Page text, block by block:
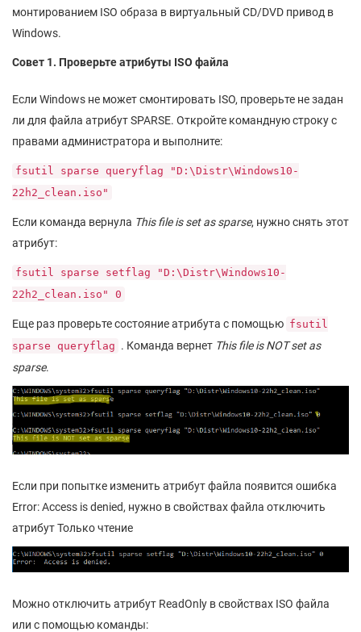
монтированием ISO образа в виртуальный CD/DVD привод в
Windows.
Совет 1. Проверьте атрибуты ISO файла
Если Windows не может смонтировать ISO, проверьте не задан
ли для файла атрибут SPARSE. Откройте командную строку с
правами администратора и выполните:
fsutil sparse queryflag "D:\Distr\Windows10-
22h2_clean.iso"
Если команда вернула This file is set as sparse, нужно снять этот
атрибут:
fsutil sparse setflag "D:\Distr\Windows10-
22h2_clean.iso" 0
Еще раз проверьте состояние атрибута с помощью fsutil
sparse queryflag . Команда вернет This file is NOT set as
sparse.
Если при попытке изменить атрибут файла появится ошибка
Error: Access is denied, нужно в свойствах файла отключить
атрибут Только чтение
Можно отключить атрибут ReadOnly в свойствах ISO файла
или с помощью команды: